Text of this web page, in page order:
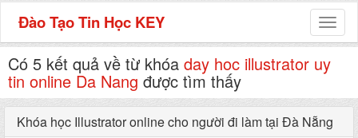
Đào Tạo Tin Học KEY
Có 5 kết quả về từ khóa day hoc illustrator uy
tin online Da Nang được tìm thấy
Khóa học Illustrator online cho người đi làm tại Đà Nẵng